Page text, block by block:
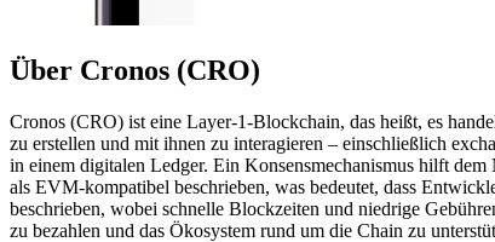
Über Cronos (CRO)
Cronos (CRO) ist eine Layer-1-Blockchain, das heißt, es
zu erstellen und mit ihnen zu interagieren – einschließlich
in einem digitalen Ledger. Ein Konsensmechanismus hilft
als EVM-kompatibel beschrieben, was bedeutet, dass
beschrieben, wobei schnelle Blockzeiten und niedrige
zu bezahlen und das Ökosystem rund um die Chain zu